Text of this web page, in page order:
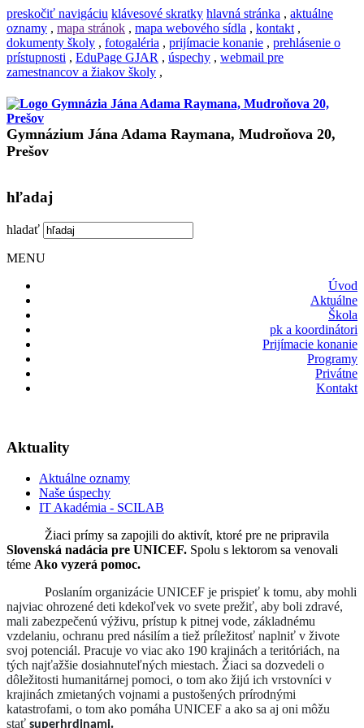
preskočiť navigáciu klávesové skratky hlavná stránka , aktuálne
oznamy , mapa stránok , mapa webového sídla , kontakt ,
dokumenty školy , fotogaléria , prijímacie konanie , prehlásenie o
prístupnosti , EduPage GJAR , úspechy , webmail pre
zamestnancov a žiakov školy ,
Gymnázium Jána Adama Raymana, Mudroňova 20,
Prešov
hľadaj
hladať
MENU
Úvod
Aktuálne
Škola
pk a koordinátori
Prijímacie konanie
Programy
Privátne
Kontakt
Aktuality
Aktuálne oznamy
Naše úspechy
IT Akadémia - SCILAB
Žiaci prímy sa zapojili do aktivít, ktoré pre ne pripravila
Slovenská nadácia pre UNICEF. Spolu s lektorom sa venovali
téme Ako vyzerá pomoc.
Poslaním organizácie UNICEF je prispieť k tomu, aby mohli
najviac ohrozené deti kdekoľvek vo svete prežiť, aby boli zdravé,
mali zabezpečenú výživu, prístup k pitnej vode, základnému
vzdelaniu, ochranu pred násilím a tiež príležitosť naplniť v živote
svoj potenciál. Pracuje vo viac ako 190 krajinách a teritóriách, na
tých najťažšie dosiahnuteľných miestach. Žiaci sa dozvedeli o
dôležitosti humanitárnej pomoci, o tom ako žijú ich vrstovníci v
krajinách zmietaných vojnami a pustošených prírodnými
katastrofami, o tom ako pomáha UNICEF a ako sa aj oni môžu
stať superhrdinami.